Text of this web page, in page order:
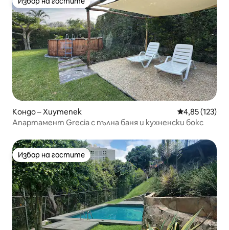
Избор на гостите
Кондо – Хиутепек Средна
4,85 (123)
Апартамент Grecia с пълна баня и кухненски бокс
Избор на гостите
Избор на гостите